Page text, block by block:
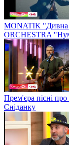
MONATIK "Дивна
ORCHESTRA
Прем'єра пісні
Сніданку